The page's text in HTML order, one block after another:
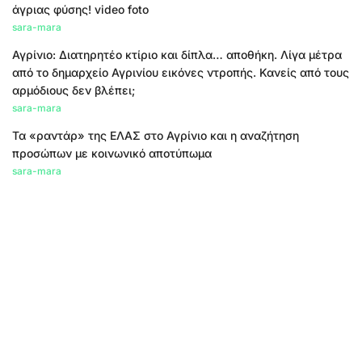
άγριας φύσης! video foto
sara-mara
Αγρίνιο: Διατηρητέο κτίριο και δίπλα… αποθήκη. Λίγα μέτρα
από το δημαρχείο Αγρινίου εικόνες ντροπής. Κανείς από τους
αρμόδιους δεν βλέπει;
sara-mara
Τα «ραντάρ» της ΕΛΑΣ στο Αγρίνιο και η αναζήτηση
προσώπων με κοινωνικό αποτύπωμα
sara-mara